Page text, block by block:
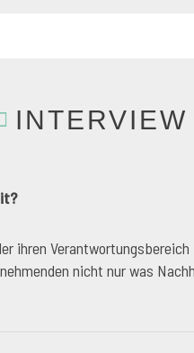
INTERVIEW
ihren
nicht nur was